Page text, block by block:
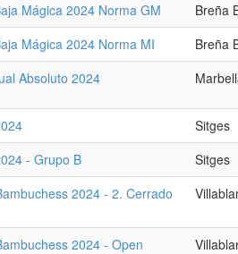
Mágica 2024 Norma GM Breña
Mágica 2024 Norma MI Breña
Absoluto 2024
Sitges
- Grupo B Sitges
2024 - 2. Cerrado
2024 - Open